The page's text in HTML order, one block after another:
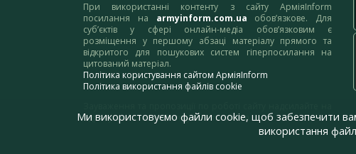
При використанні контенту з сайту АрміяInform
посилання на armyinform.com.ua обов’язкове. Для
суб’єктів у сфері онлайн-медіа обов’язковим є
розміщення у першому абзаці матеріалу прямого та
відкритого для пошукових систем гіперпосилання на
цитований матеріал.
Політика користування сайтом АрміяInform
Політика використання файлів cookie
адресу:webmaster@armyinform.com.ua
Ми використовуємо файли cookie, щоб забезпечити
використання